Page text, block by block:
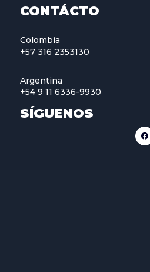
CONTÁCTO
Colombia
+57 316 2353130
Argentina
+54 9 11 6336-9930
SÍGUENOS